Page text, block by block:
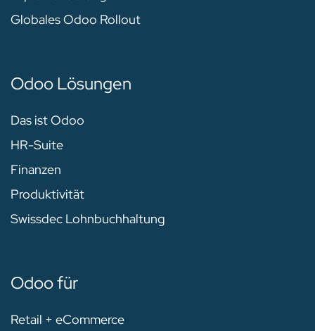
Globales Odoo Rollout
Odoo Lösungen
Das ist Odoo
HR-Suite
Finanzen
Produktivität
Swissdec Lohnbuchhaltung
Odoo für
Retail + eCommerce